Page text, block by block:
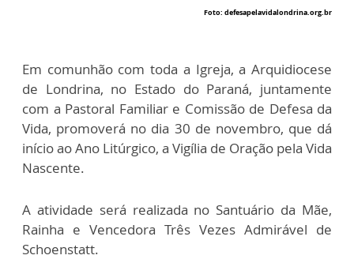
Foto: defesapelavidalondrina.org.br
Em comunhão com toda a Igreja, a Arquidiocese
de Londrina, no Estado do Paraná, juntamente
com a Pastoral Familiar e Comissão de Defesa da
Vida, promoverá no dia 30 de novembro, que dá
início ao Ano Litúrgico, a Vigília de Oração pela Vida
Nascente.
A atividade será realizada no Santuário da Mãe,
Rainha e Vencedora Três Vezes Admirável de
Schoenstatt.